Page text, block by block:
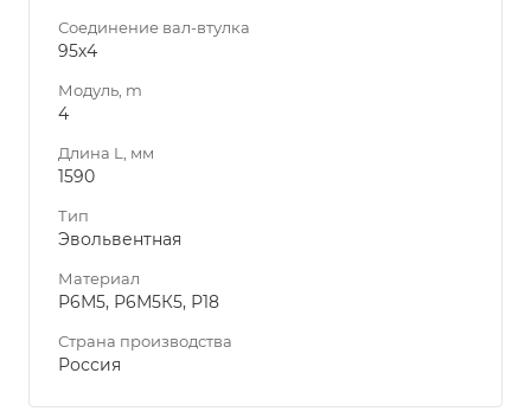
Соединение вал-втулка
95х4
Модуль, m
4
Длина L, мм
1590
Тип
Эвольвентная
Материал
Р6М5, Р6М5К5, Р18
Страна производства
Россия